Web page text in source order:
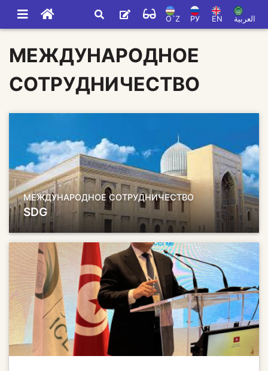
O`Z РУ EN العربية
МЕЖДУНАРОДНОЕ
СОТРУДНИЧЕСТВО
МЕЖДУНАРОДНОЕ СОТРУДНИЧЕСТВО
SDG